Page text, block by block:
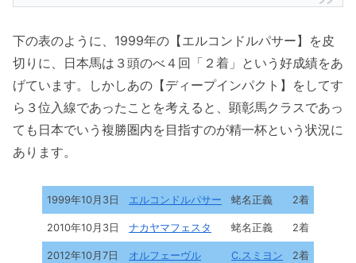
下の表のように、1999年の【エルコンドルパサー】を皮
切りに、日本馬は３頭のべ４回「２着」という好成績をあ
げています。しかしあの【ディープインパクト】をしてす
ら３位入線であったことを考えると、顕彰馬クラスであっ
ても日本でいう複勝圏内を目指すのが精一杯という状況に
あります。
1999年10月3日 エルコンドルパサー 蛯名正義 2着
2010年10月3日 ナカヤマフェスタ 蛯名正義 2着
2012年10月7日 オルフェーヴル C.スミヨン 2着